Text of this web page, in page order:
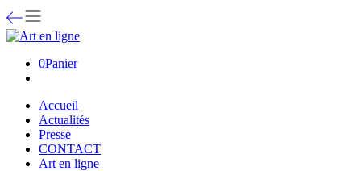
0Panier
Accueil
Actualités
Presse
CONTACT
Art en ligne